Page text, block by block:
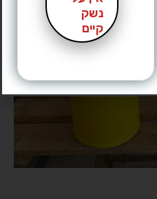
נשק
קיים